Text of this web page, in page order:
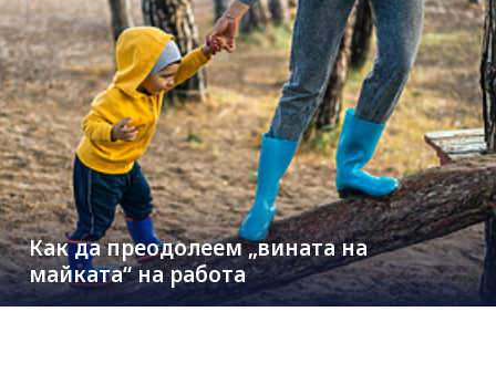
Как да преодолеем „вината на
майката“ на работа